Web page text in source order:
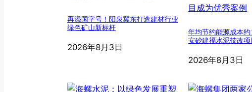
再添国字号！阳泉冀东打造建材行业
绿色矿山新标杆
2026年8月3日
年均节约能源成本约
安砂建福水泥技改项
2026年8月3日